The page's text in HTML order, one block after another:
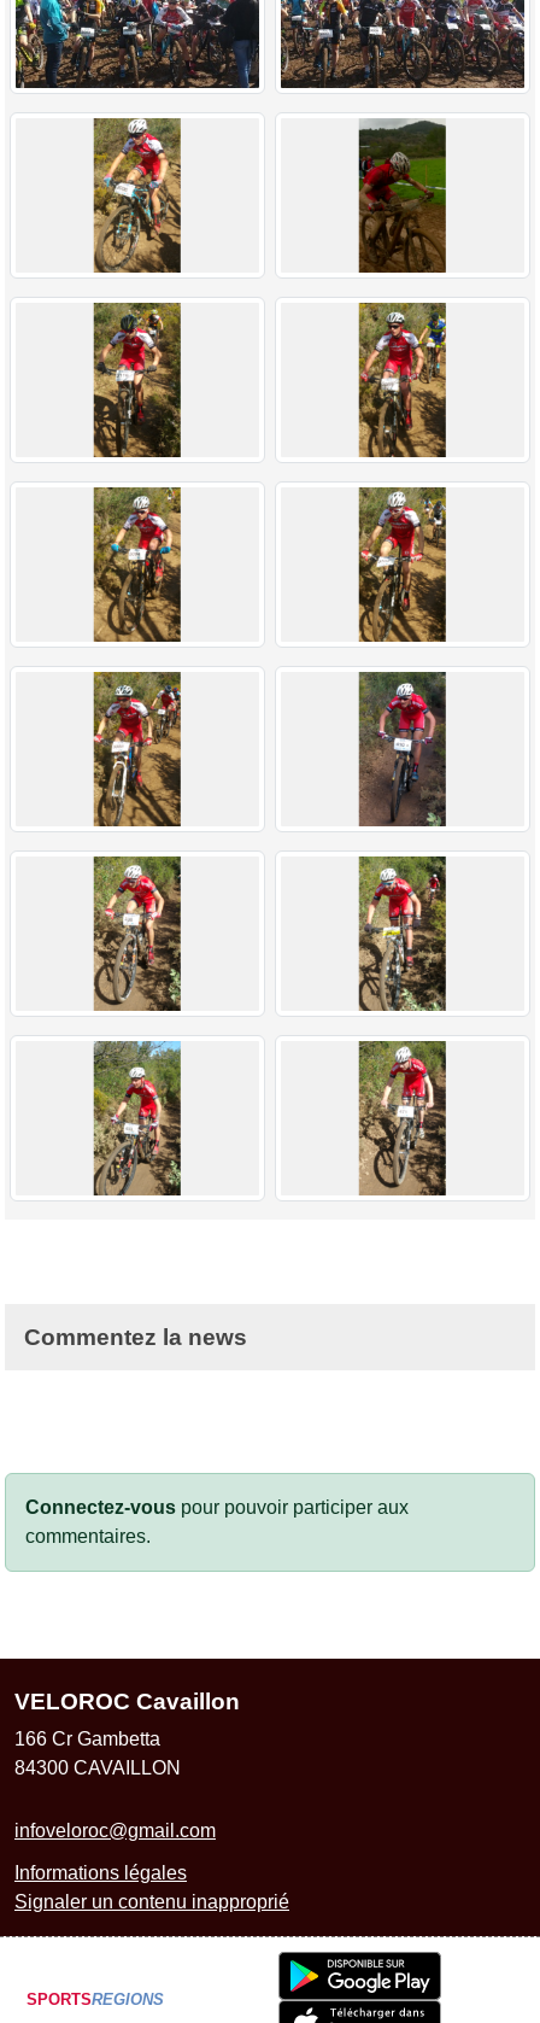
Commentez la news
Connectez-vous pour pouvoir participer aux
commentaires.
VELOROC Cavaillon
166 Cr Gambetta
84300 CAVAILLON
infoveloroc@gmail.com
Informations légales
Signaler un contenu inapproprié
SPORTSREGIONS